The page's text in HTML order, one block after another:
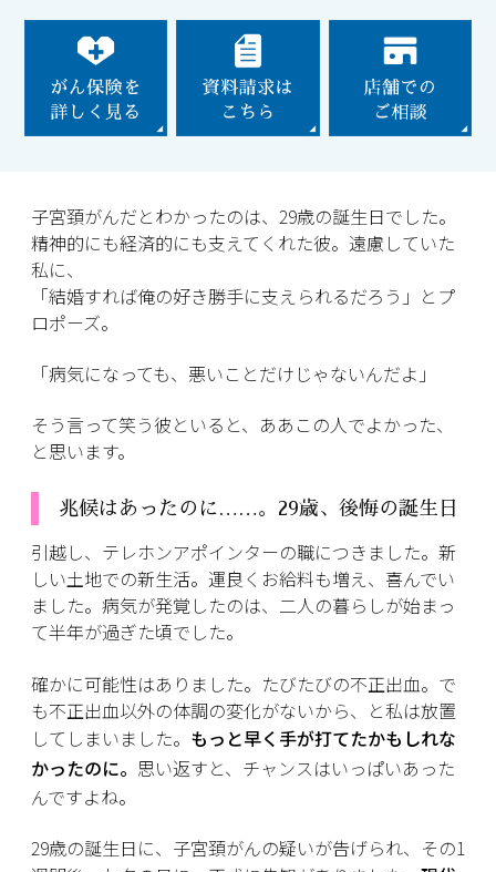
子宮頚がんだとわかったのは、29歳の誕生日でした。
精神的にも経済的にも支えてくれた彼。遠慮していた
私に、
「結婚すれば俺の好き勝手に支えられるだろう」とプ
ロポーズ。
「病気になっても、悪いことだけじゃないんだよ」
そう言って笑う彼といると、ああこの人でよかった、
と思います。
兆候はあったのに……。29歳、後悔の誕生日
引越し、テレホンアポインターの職につきました。新
しい土地での新生活。運良くお給料も増え、喜んでい
ました。病気が発覚したのは、二人の暮らしが始まっ
て半年が過ぎた頃でした。
確かに可能性はありました。たびたびの不正出血。で
も不正出血以外の体調の変化がないから、と私は放置
してしまいました。 もっと早く手が打てたかもしれな
かったのに。 思い返すと、チャンスはいっぱいあった
んですよね。
29歳の誕生日に、子宮頚がんの疑いが告げられ、その1